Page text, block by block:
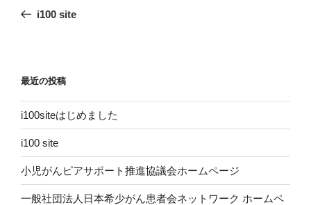
ナ
ー
シ
ョ
ン
の
i100 site
最近の投稿
i100siteはじめました
i100 site
小児がんピアサポート推進協議会ホームページ
一般社団法人日本希少がん患者会ネットワーク ホームペ